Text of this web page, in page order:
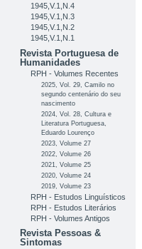
1945,V.1,N.4
1945,V.1,N.3
1945,V.1,N.2
1945,V.1,N.1
Revista Portuguesa de
Humanidades
RPH - Volumes Recentes
2025, Vol. 29, Camilo no
segundo centenário do seu
nascimento
2024, Vol. 28, Cultura e
Literatura Portuguesa,
Eduardo Lourenço
2023, Volume 27
2022, Volume 26
2021, Volume 25
2020, Volume 24
2019, Volume 23
RPH - Estudos Linguísticos
RPH - Estudos Literários
RPH - Volumes Antigos
Revista Pessoas &
Sintomas